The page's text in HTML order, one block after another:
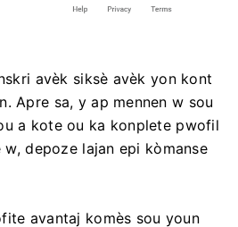
avèk siksè avèk yon kont
Apre sa, y ap mennen w sou
a kote ou ka konplete pwofil
depoze lajan epi kòmanse
avantaj komès sou youn